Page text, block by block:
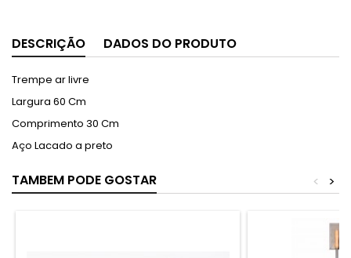
DESCRIÇÃO DADOS DO PRODUTO
Trempe ar livre
Largura 60 Cm
Comprimento 30 Cm
Aço Lacado a preto
TAMBEM PODE GOSTAR >
<